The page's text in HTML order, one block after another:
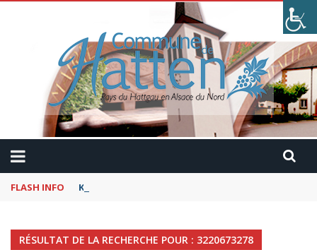
FLASH INFO Kaffeekranzel : Le Maroc en camping-car avec
RÉSULTAT DE LA RECHERCHE POUR : 3220673278